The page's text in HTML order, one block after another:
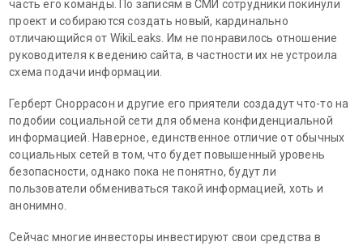
часть его команды. По записям в СМИ сотрудники покинули
проект и собираются создать новый, кардинально
отличающийся от WikiLeaks. Им не понравилось отношение
руководителя к ведению сайта, в частности их не устроила
схема подачи информации.
Герберт Сноррасон и другие его приятели создадут что-то на
подобии социальной сети для обмена конфиденциальной
информацией. Наверное, единственное отличие от обычных
социальных сетей в том, что будет повышенный уровень
безопасности, однако пока не понятно, будут ли
пользователи обмениваться такой информацией, хоть и
анонимно.
Сейчас многие инвесторы инвестируют свои средства в